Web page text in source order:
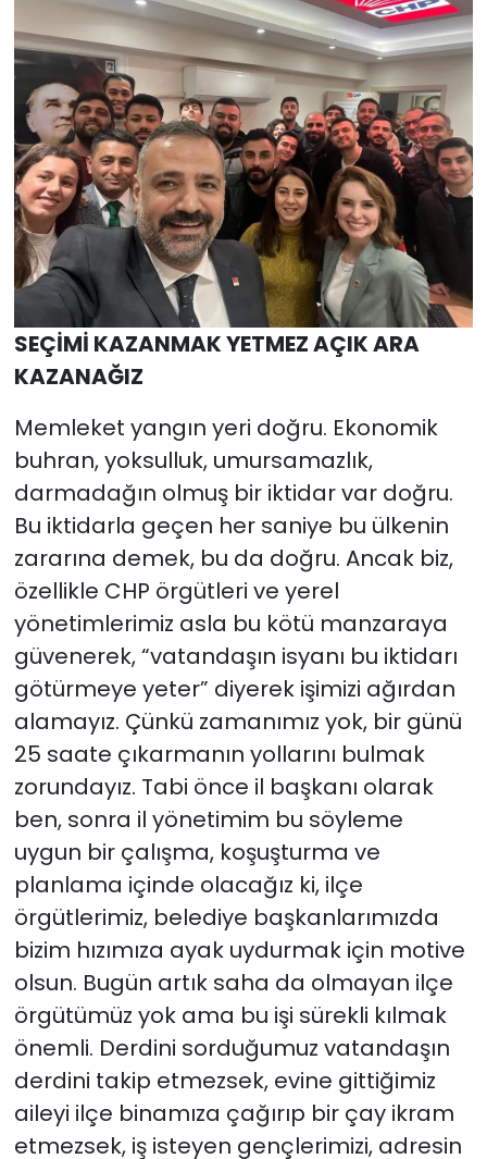
SEÇİMİ KAZANMAK YETMEZ AÇIK ARA
KAZANAĞIZ
Memleket yangın yeri doğru. Ekonomik
buhran, yoksulluk, umursamazlık,
darmadağın olmuş bir iktidar var doğru.
Bu iktidarla geçen her saniye bu ülkenin
zararına demek, bu da doğru. Ancak biz,
özellikle CHP örgütleri ve yerel
yönetimlerimiz asla bu kötü manzaraya
güvenerek, “vatandaşın isyanı bu iktidarı
götürmeye yeter” diyerek işimizi ağırdan
alamayız. Çünkü zamanımız yok, bir günü
25 saate çıkarmanın yollarını bulmak
zorundayız. Tabi önce il başkanı olarak
ben, sonra il yönetimim bu söyleme
uygun bir çalışma, koşuşturma ve
planlama içinde olacağız ki, ilçe
örgütlerimiz, belediye başkanlarımızda
bizim hızımıza ayak uydurmak için motive
olsun. Bugün artık saha da olmayan ilçe
örgütümüz yok ama bu işi sürekli kılmak
önemli. Derdini sorduğumuz vatandaşın
derdini takip etmezsek, evine gittiğimiz
aileyi ilçe binamıza çağırıp bir çay ikram
etmezsek, iş isteyen gençlerimizi, adresin